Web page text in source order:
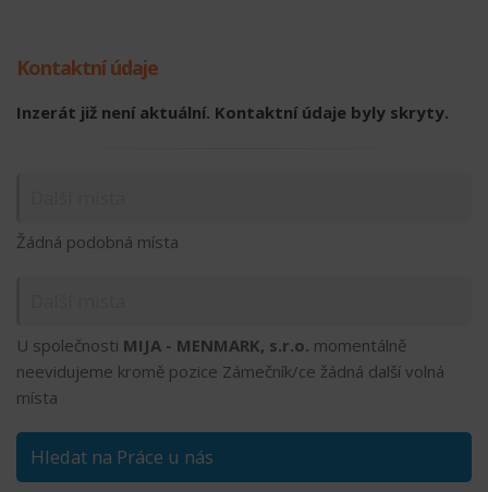
Kontaktní údaje
Inzerát již není aktuální. Kontaktní údaje byly skryty.
Žádná podobná místa
U společnosti MIJA - MENMARK, s.r.o. momentálně
neevidujeme kromě pozice Zámečník/ce žádná další volná
místa
Hledat na Práce u nás